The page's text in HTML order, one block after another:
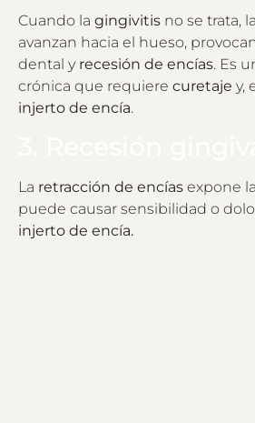
Cuando la gingivitis no se trata,
avanzan hacia el hueso,
dental y recesión de encías. Es
crónica que requiere curetaje y,
injerto de encía.
La retracción de encías expone
puede causar sensibilidad o
injerto de encía.